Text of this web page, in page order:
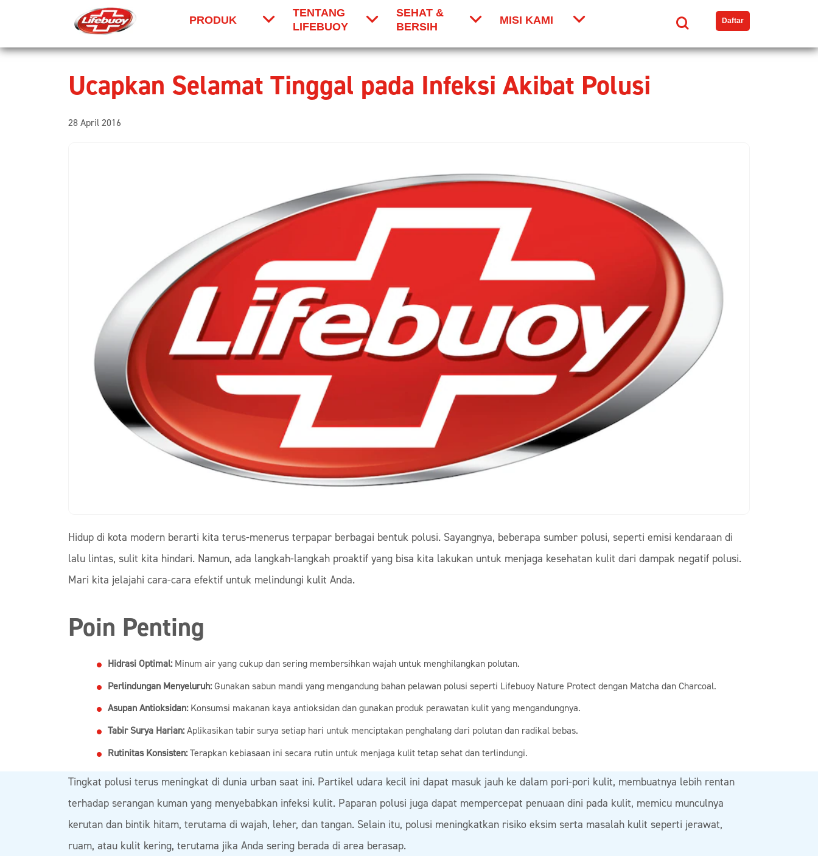
PRODUK
TENTANG
LIFEBUOY
SEHAT &
BERSIH
MISI KAMI Search Daftar
Ucapkan Selamat Tinggal pada Infeksi Akibat Polusi
28 April 2016
Hidup di kota modern berarti kita terus-menerus terpapar berbagai bentuk polusi. Sayangnya, beberapa sumber polusi, seperti emisi kendaraan di
lalu lintas, sulit kita hindari. Namun, ada langkah-langkah proaktif yang bisa kita lakukan untuk menjaga kesehatan kulit dari dampak negatif polusi.
Mari kita jelajahi cara-cara efektif untuk melindungi kulit Anda.
Poin Penting
Hidrasi Optimal:Minum air yang cukup dan sering membersihkan wajah untuk menghilangkan polutan.
Perlindungan Menyeluruh:Gunakan sabun mandi yang mengandung bahan pelawan polusi seperti Lifebuoy Nature Protect dengan Matcha dan Charcoal.
Asupan Antioksidan:Konsumsi makanan kaya antioksidan dan gunakan produk perawatan kulit yang mengandungnya.
Tabir Surya Harian:Aplikasikan tabir surya setiap hari untuk menciptakan penghalang dari polutan dan radikal bebas.
Rutinitas Konsisten:Terapkan kebiasaan ini secara rutin untuk menjaga kulit tetap sehat dan terlindungi.
Tingkat polusi terus meningkat di dunia urban saat ini. Partikel udara kecil ini dapat masuk jauh ke dalam pori-pori kulit, membuatnya lebih rentan
terhadap serangan kuman yang menyebabkan infeksi kulit. Paparan polusi juga dapat mempercepat penuaan dini pada kulit, memicu munculnya
kerutan dan bintik hitam, terutama di wajah, leher, dan tangan. Selain itu, polusi meningkatkan risiko eksim serta masalah kulit seperti jerawat,
ruam, atau kulit kering, terutama jika Anda sering berada di area berasap.